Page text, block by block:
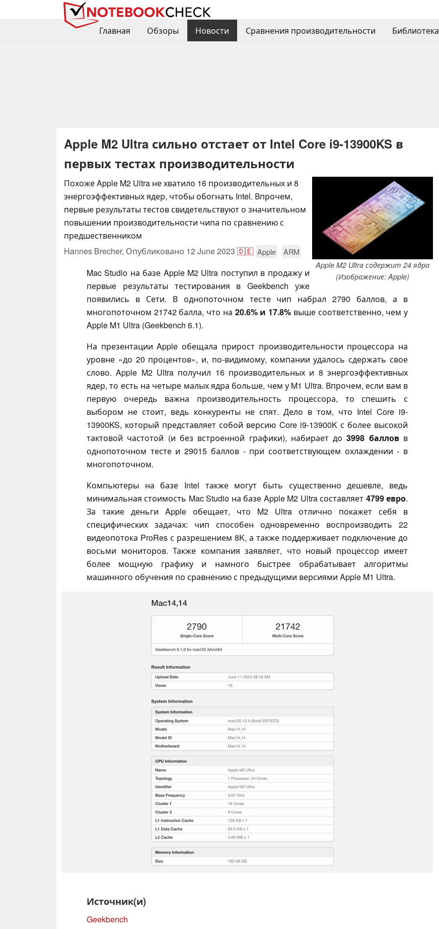
Главная
Обзоры Новости Сравнения производительности Библиотека
Apple M2 Ultra сильно отстает от Intel Core i9-13900KS в
первых тестах производительности
Apple M2 Ultra содержит 24 ядра
(Изображение: Apple)
Похоже Apple M2 Ultra не хватило 16 производительных и 8
энергоэффективных ядер, чтобы обогнать Intel. Впрочем,
первые результаты тестов свидетельствуют о значительном
повышении производительности чипа по сравнению с
предшественником
Hannes Brecher, Опубликовано 12 June 2023 🇩🇪 Apple ARM
Mac Studio на базе Apple M2 Ultra поступил в продажу и
первые результаты тестирования в Geekbench уже
появились в Сети. В однопоточном тесте чип набрал 2790 баллов, а в
многопоточном 21742 балла, что на 20.6% и 17.8% выше соответственно, чем у
Apple M1 Ultra (Geekbench 6.1).
На презентации Apple обещала прирост производительности процессора на
уровне «до 20 процентов», и, по-видимому, компании удалось сдержать свое
слово. Apple M2 Ultra получил 16 производительных и 8 энергоэффективных
ядер, то есть на четыре малых ядра больше, чем у M1 Ultra. Впрочем, если вам в
первую очередь важна производительность процессора, то спешить с
выбором не стоит, ведь конкуренты не спят. Дело в том, что Intel Core i9-
13900KS, который представляет собой версию Core i9-13900K с более высокой
тактовой частотой (и без встроенной графики), набирает до3998 балловв
однопоточном тесте и 29015 баллов - при соответствующем охлаждении - в
многопоточном.
Компьютеры на базе Intel также могут быть существенно дешевле, ведь
минимальная стоимость Mac Studio на базе Apple M2 Ultra составляет 4799 евро.
За такие деньги Apple обещает, что M2 Ultra отлично покажет себя в
специфических задачах: чип способен одновременно воспроизводить 22
видеопотока ProRes с разрешением 8K, а также поддерживает подключение до
восьми мониторов. Также компания заявляет, что новый процессор имеет
более мощную графику и намного быстрее обрабатывает алгоритмы
машинного обучения по сравнению с предыдущими версиями Apple M1 Ultra.
Источник(и)
Geekbench